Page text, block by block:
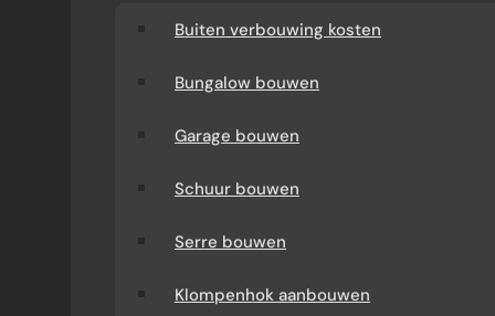
Buiten verbouwing kosten
Bungalow bouwen
Garage bouwen
Schuur bouwen
Serre bouwen
Klompenhok aanbouwen